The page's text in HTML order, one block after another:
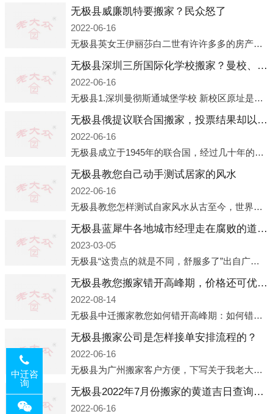
无极县威廉凯特要搬家？民众怒了
2022-06-16
无极县英女王伊丽莎白二世有许许多多的房产，遍布英国各地。而作为英女王的亲孙子、未来的英国国王，威廉王子自然也能享受到女王的房产。目前，威廉凯特以及三个孩子有两个经常居住的地点，一处是位于伦敦的肯辛顿宫，一处
无极县深圳三所国际化学校搬家？曼校、QSI、南山中英文搬走了
2022-06-16
无极县1.深圳曼彻斯通城堡学校 新校区原址是蛇口国际据悉，此次曼彻斯通城堡学校搬迁到蛇口新校区的开办与蛇口外籍人员子女学校（蛇口国际）有很大的关联。2021年，太子湾实验部就宣布在2022年正式并入蛇口外籍
无极县俄提议联合国搬家，投票结果却以惨败收场
2022-06-16
无极县成立于1945年的联合国，经过几十年的发展，如今拥有193个成员国。拥有如此众多会员国的联合国，可以说是世界上最具代表性的国际组织，也是世界上分量最重、有着较高话语权的国际组织。但以美国为首的西方国家
无极县教您自己动手测试居家的风水
2022-06-16
无极县教您怎样测试自家风水从古至今，世界各地的人们都在研究人在乾坤中的位置以及它们所形成的关系。通过探究季节转换、星象变化，并且在所观测到的自然规律的指导下，人们开始认识到居住在不同住宅中的人，其一生中的财
无极县蓝犀牛各地城市经理走在腐败的道路上
2023-03-05
无极县“这贵点的就是不同，舒服多了”出自广州运营邓经理的口中。2023年开年刚出来，三个司机（加盟蓝犀牛的个人队伍）便请广州经理去佛山娱乐场所大消费了一次，据知悉一晚消费达一万多，由三人平摊费用，燃鹅这样的
无极县教您搬家错开高峰期，价格还可优惠！
2022-08-14
无极县中迁搬家教您如何错开高峰期：如何错开高峰期搬家，中迁搬家做了一些电话数据统计和分析，发现市民中午2点左右访问网站的人是最多的，电话咨询是早上9点左右是最多的，预约搬家周六和周日是最多的，网上QQ微
无极县搬家公司是怎样接单安排流程的？
2022-06-16
无极县为广州搬家客户方便，下写关于我老大众搬家公司接单的流程，九条给搬家朋友参考，了解搬家公司工序，免去搬家时的没有准备好的工作，给您及时快速的搬好家。一．电话咨询：专人接待客户电话咨询，初步了解客户搬 家
无极县2022年7月份搬家的黄道吉日查询大全一览表哪天适合搬家好日子
2022-06-16
中迁咨
询